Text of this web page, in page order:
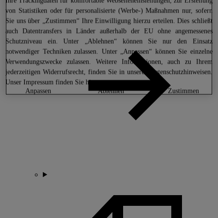
von Statistiken oder für personalisierte (Werbe-) Maßnahmen nur, sofern
Sie uns über „Zustimmen“ Ihre Einwilligung hierzu erteilen. Dies schließt
auch Datentransfers in Länder außerhalb der EU ohne angemessenes
Schutzniveau ein. Unter „Ablehnen“ können Sie nur den Einsatz
notwendiger Techniken zulassen. Unter „Anpassen“ können Sie einzelne
Verwendungszwecke zulassen. Weitere Informationen, auch zu Ihrem
jederzeitigen Widerrufsrecht, finden Sie in unseren
Datenschutzhinweisen.
Unser Impressum finden Sie hier.
ablehnen
zustimmen
anpassen